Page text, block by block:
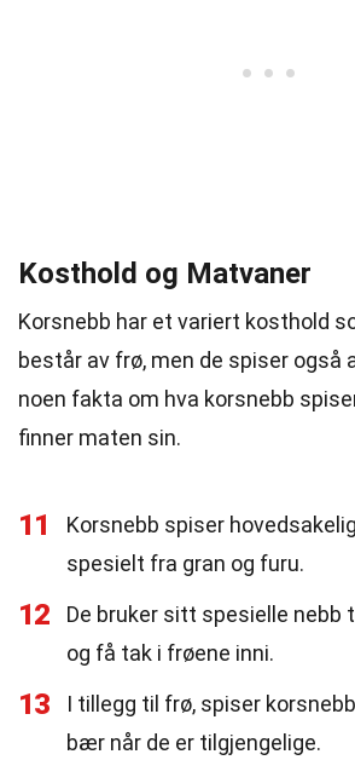
Kosthold og Matvaner
Korsnebb har et variert kosthold
består av frø, men de spiser også
noen fakta om hva korsnebb
finner maten sin.
11
Korsnebb spiser
spesielt fra gran og furu.
12
De bruker sitt spesielle nebb
og få tak i frøene inni.
13
I tillegg til frø, spiser
bær når de er tilgjengelige.